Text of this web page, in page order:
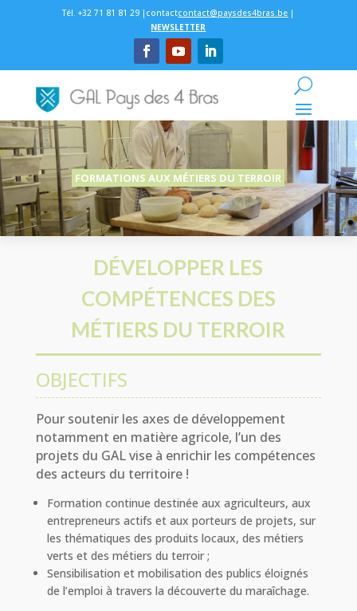
Tél. +32 71 81 81 29 |contactcontact@paysdes4bras.be |
NEWSLETTER
FORMATIONS AUX MÉTIERS DU TERROIR
DÉVELOPPER LES
COMPÉTENCES DES
MÉTIERS DU TERROIR
OBJECTIFS
Pour soutenir les axes de développement
notamment en matière agricole, l’un des
projets du GAL vise à enrichir les compétences
des acteurs du territoire !
Formation continue destinée aux agriculteurs, aux
entrepreneurs actifs et aux porteurs de projets, sur
les thématiques des produits locaux, des métiers
verts et des métiers du terroir ;
Sensibilisation et mobilisation des publics éloignés
de l’emploi à travers la découverte du maraîchage.